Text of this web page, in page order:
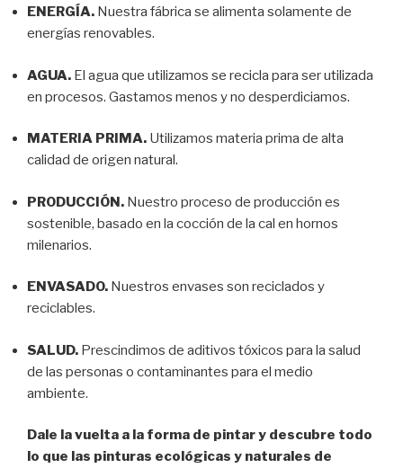
ENERGÍA. Nuestra fábrica se alimenta solamente de
energías renovables.
AGUA. El agua que utilizamos se recicla para ser utilizada
en procesos. Gastamos menos y no desperdiciamos.
MATERIA PRIMA. Utilizamos materia prima de alta
calidad de origen natural.
PRODUCCIÓN. Nuestro proceso de producción es
sostenible, basado en la cocción de la cal en hornos
milenarios.
ENVASADO. Nuestros envases son reciclados y
reciclables.
SALUD. Prescindimos de aditivos tóxicos para la salud
de las personas o contaminantes para el medio
ambiente.
Dale la vuelta a la forma de pintar y descubre todo
lo que las pinturas ecológicas y naturales de